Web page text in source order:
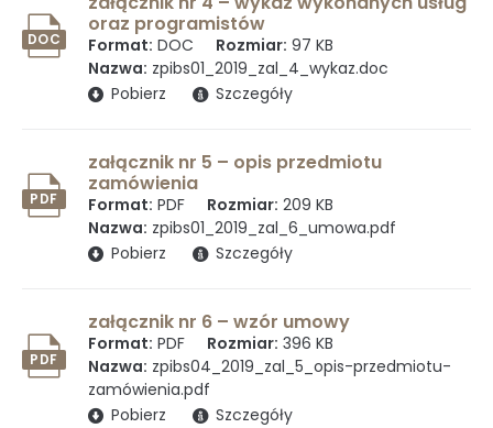
Udostępnianie informacji publicznej
Instrukcja korzystania z BIP
Kontakt
DOC
oraz programistów
Format: DOC Rozmiar: 97 KB
Nazwa: zpibs01_2019_zal_4_wykaz.doc
Pobierz (otwiera się w nowym oknie)
Szczegóły
PDF
załącznik nr 5 – opis przedmiotu
zamówienia
Format: PDF Rozmiar: 209 KB
Nazwa: zpibs01_2019_zal_6_umowa.pdf
Pobierz (otwiera się w nowym oknie)
Szczegóły
PDF
załącznik nr 6 – wzór umowy
Format: PDF Rozmiar: 396 KB
Nazwa: zpibs04_2019_zal_5_opis-przedmiotu-
zamówienia.pdf
Pobierz (otwiera się w nowym oknie)
Szczegóły